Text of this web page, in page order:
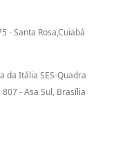
- Santa Rosa,Cuiabá
da Itália SES-Quadra
807 - Asa Sul, Brasília